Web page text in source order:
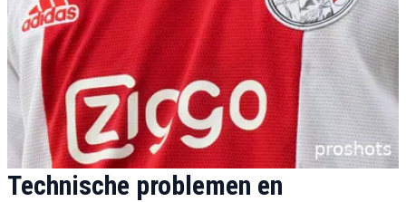
Technische problemen en